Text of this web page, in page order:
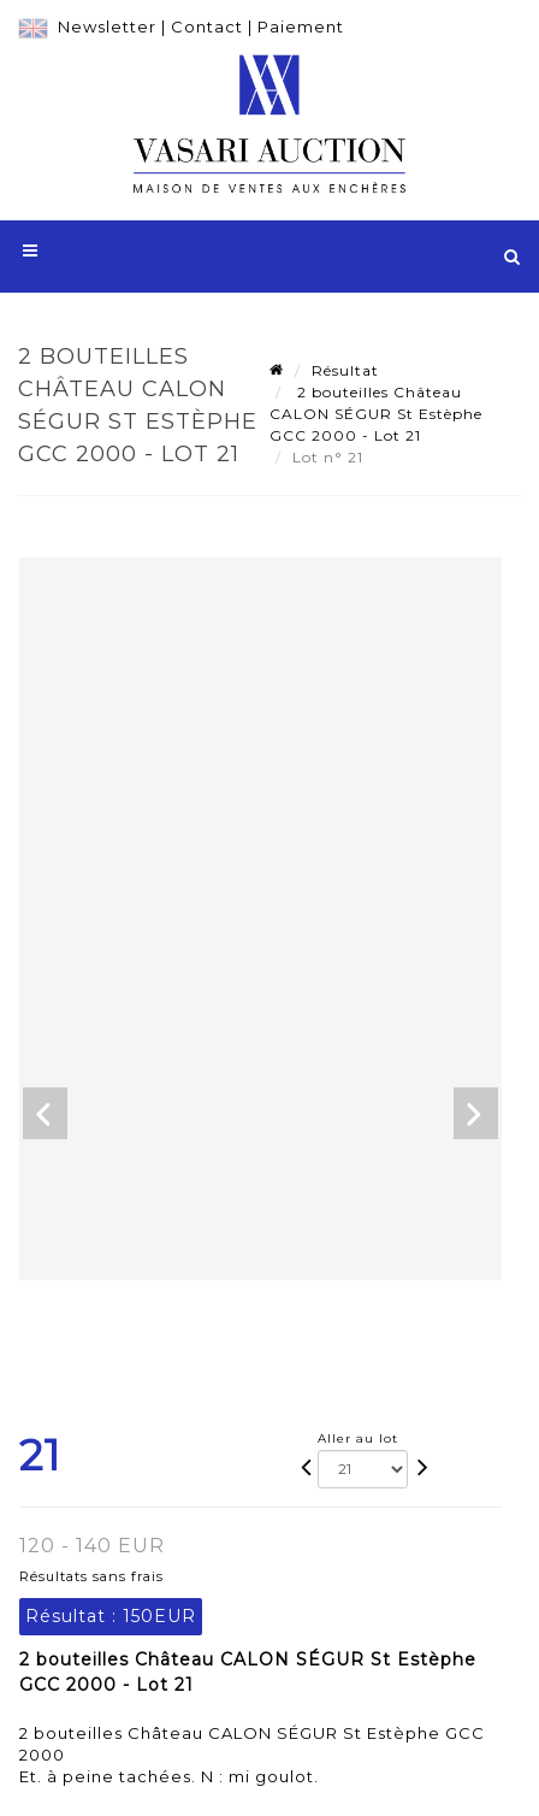
Newsletter | Contact | Paiement
2 BOUTEILLES
CHÂTEAU CALON
SÉGUR ST ESTÈPHE
GCC 2000 - LOT 21
Résultat
2 bouteilles Château
CALON SÉGUR St Estèphe
GCC 2000 - Lot 21
Lot n° 21
21 Aller au lot
120 - 140 EUR
Résultats sans frais
Résultat : 150EUR
2 bouteilles Château CALON SÉGUR St Estèphe
GCC 2000 - Lot 21
2 bouteilles Château CALON SÉGUR St Estèphe GCC
2000
Et. à peine tachées. N : mi goulot.